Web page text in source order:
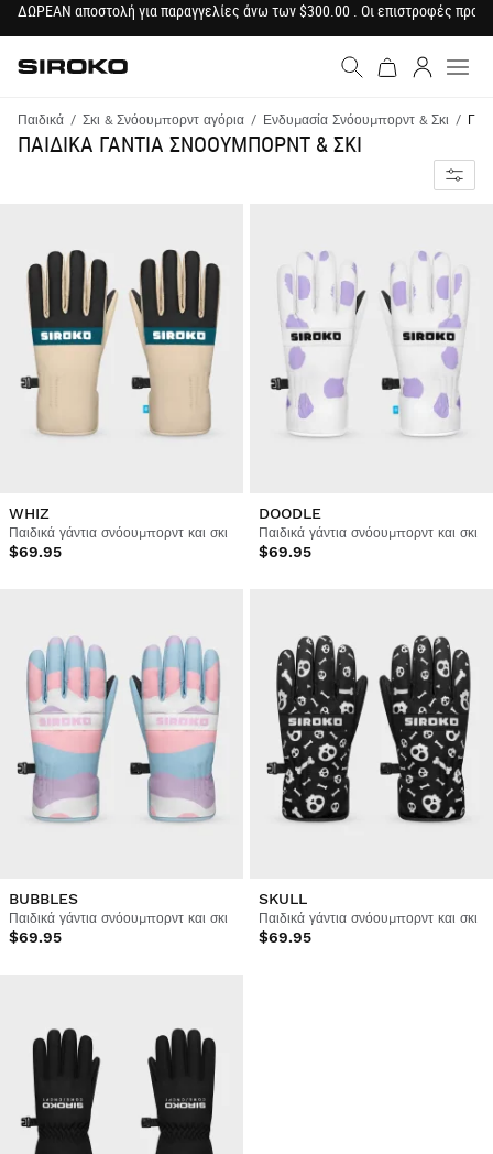
ΔΩΡΕΑΝ αποστολή για παραγγελίες άνω των $300.00 . Οι επιστροφές
Μετάβαση στην αρχική
Siroko.com
Παιδικά Σκι & Σνόουμπορντ αγόρια Ενδυμασία Σνόουμπορντ & Σκι
ΠΑΙΔΙΚΑ ΓΑΝΤΙΑ ΣΝΟΟΥΜΠΟΡΝΤ & ΣΚΙ
WHIZ
Παιδικά γάντια σνόουμπορντ και σκι
$69.95
DOODLE
Παιδικά γάντια σνόουμπορντ και σκι
$69.95
BUBBLES
Παιδικά γάντια σνόουμπορντ και σκι
$69.95
SKULL
Παιδικά γάντια σνόουμπορντ και σκι
$69.95